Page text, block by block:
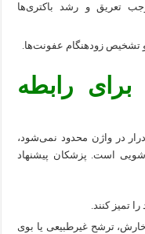
تعریق و رشد باکتری‌ها
و تشخیص زودهنگام عفونت‌ها.
رابطه
در واژن محدود نمی‌شود،
است. پزشکان پیشنهاد
تمیز کنند.
ترشح غیرطبیعی یا بوی